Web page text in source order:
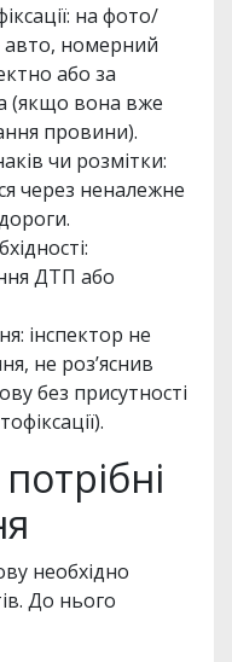
на фото/
авто, номерний
або за
(якщо вона вже
провини).
чи розмітки:
через неналежне
ДТП або
інспектор не
не роз’яснив
без присутності
необхідно
До нього